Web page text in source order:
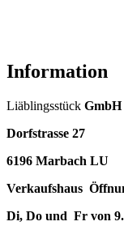
Information
Liäblingsstück GmbH
Dorfstrasse 27
6196 Marbach LU
Verkaufshaus
Di, Do und Fr von